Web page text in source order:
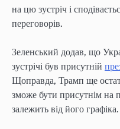
на цю зустріч і
переговорів.
Зеленський додав, що
зустрічі був присутній
Щоправда, Трамп ще
зможе бути присутнім на
залежить від його графіка.